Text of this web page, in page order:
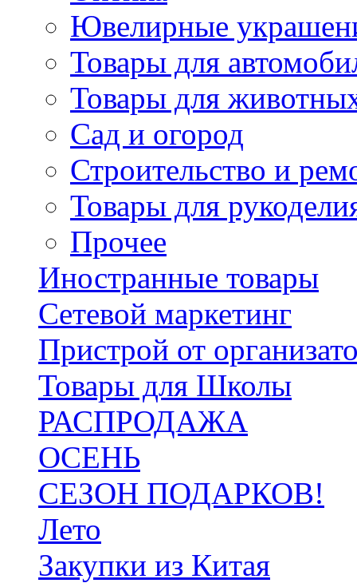
Ювелирные
Товары для
Товары для
Сад и огород
Строительство и
Товары для
Прочее
Иностранные товары
Сетевой маркетинг
Пристрой от
Товары для Школы
РАСПРОДАЖА
ОСЕНЬ
СЕЗОН ПОДАРКОВ!
Лето
Закупки из Китая